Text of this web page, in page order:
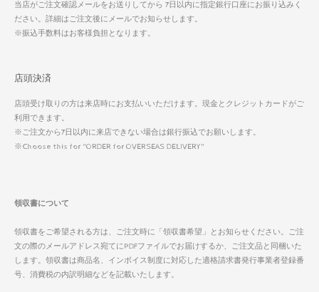
当店がご注文確認メールをお送りしてから 7日以内に指定銀行口座にお振り込みく
ださい。詳細はご注文後にメールでお知らせします。
※振込手数料はお客様負担となります。
店頭決済
店頭受け取りの方は来店時にお支払いいただけます。現金とクレジットカードがご
利用できます。
※ご注文から7日以内に来店できない場合は銀行振込でお願いします。
※Choose this for "ORDER for OVERSEAS DELIVERY"
領収書について
領収書をご希望される方は、ご注文時に「領収書希望」とお知らせください。ご注
文の際のメールアドレス宛てにPDFファイルでお届けするか、ご注文品と同梱いた
します。領収書は商品名、インボイス制度に対応した適格請求書発行事業者登録番
号、消費税の内訳明細などを記載いたします。